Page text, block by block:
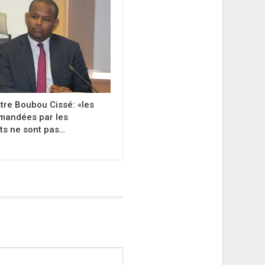
Boubou Cissé: «les
par les
ne sont pas…